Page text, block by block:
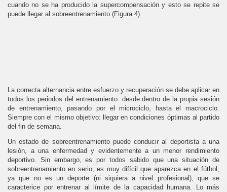
cuando no se ha producido la supercompensación y esto se repite se
puede llegar al sobreentrenamiento (Figura 4).
La correcta alternancia entre esfuerzo y recuperación se debe aplicar en
todos los periodos del entrenamiento: desde dentro de la propia sesión
de entrenamiento, pasando por el microciclo, hasta el macrociclo.
Siempre con el mismo objetivo: llegar en condiciones óptimas al partido
del fin de semana.
Un estado de sobreentrenamiento puede conducir al deportista a una
lesión, a una enfermedad y evidentemente a un menor rendimiento
deportivo. Sin embargo, es por todos sabido que una situación de
sobreentrenamiento en serio, es muy difícil que aparezca en el fútbol,
ya que no es un deporte (ni siquiera a nivel profesional), que se
caracterice por entrenar al límite de la capacidad humana. Lo más